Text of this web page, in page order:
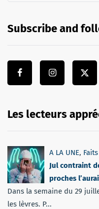
Subscribe and
Les lecteurs
A LA UNE,
Jul contraint
proches
Dans la semaine du 29
les lèvres. P...